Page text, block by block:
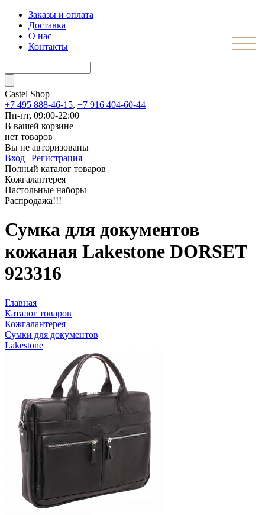
Заказы и оплата
Доставка
О нас
Контакты
Castel Shop
+7 495 888-46-15, +7 916 404-60-44
Пн-пт, 09:00-22:00
В вашей корзине
нет товаров
Вы не авторизованы
Вход | Регистрация
Полный каталог товаров
Кожгалантерея
Настольные наборы
Распродажа!!!
Сумка для документов
кожаная Lakestone DORSET
923316
Главная
Каталог товаров
Кожгалантерея
Сумки для документов
Lakestone